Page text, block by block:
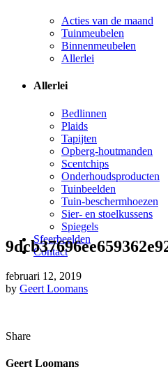
Acties van de maand
Tuinmeubelen
Binnenmeubelen
Allerlei
Allerlei
Bedlinnen
Plaids
Tapijten
Opberg-houtmanden
Scentchips
Onderhoudsproducten
Tuinbeelden
Tuin-beschermhoezen
Sier- en stoelkussens
Spiegels
Sfeerbeelden
Contact
februari 12, 2019
by Geert Loomans
Share
Geert Loomans